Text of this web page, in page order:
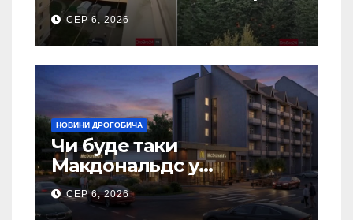
5 гаражів (Відео)
СЕР 6, 2026
НОВИНИ ДРОГОБИЧА
Чи буде таки
Макдональдс у
Дрогобичі? (Фото)
СЕР 6, 2026